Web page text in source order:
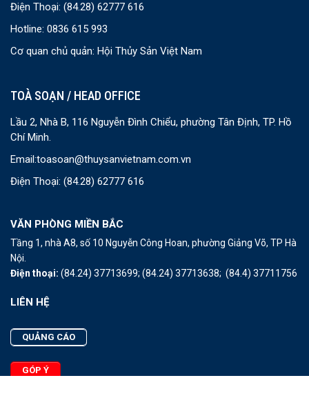
Điện Thoại: (84.28) 62777 616
Hotline: 0836 615 993
Cơ quan chủ quản: Hội Thủy Sản Việt Nam
TOÀ SOẠN / HEAD OFFICE
Lầu 2, Nhà B, 116 Nguyễn Đình Chiểu, phường Tân Định, TP. Hồ
Chí Minh.
Email:toasoan@thuysanvietnam.com.vn
Điện Thoại: (84.28) 62777 616
VĂN PHÒNG MIỀN BẮC
Tầng 1, nhà A8, số 10 Nguyễn Công Hoan, phường Giảng Võ, TP Hà
Nội.
Điện thoại: (84.24) 37713699; (84.24) 37713638; (84.4) 37711756
LIÊN HỆ
QUẢNG CÁO
GÓP Ý